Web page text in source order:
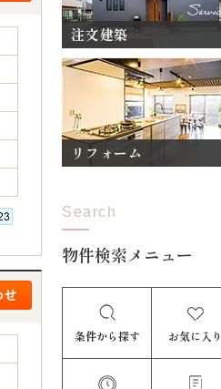
注文建築
リフォーム
Search
物件検索メニュー
条件から探す お気に入り